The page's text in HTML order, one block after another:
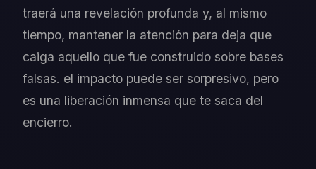
traerá una revelación profunda y, al mismo
tiempo, mantener la atención para deja que
caiga aquello que fue construido sobre bases
falsas. el impacto puede ser sorpresivo, pero
es una liberación inmensa que te saca del
encierro.